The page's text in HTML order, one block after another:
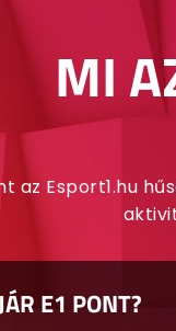
MI
az Esport1.hu
E1 PONT?